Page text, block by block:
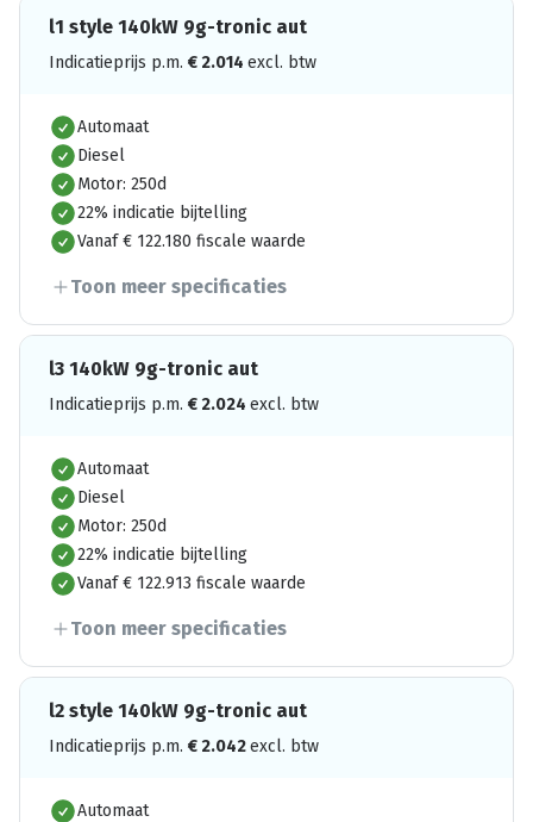
l1 style 140kW 9g-tronic aut
Indicatieprijs p.m. € 2.014 excl. btw
Automaat
Diesel
Motor: 250d
22% indicatie bijtelling
Vanaf € 122.180 fiscale waarde
Toon meer specificaties
l3 140kW 9g-tronic aut
Indicatieprijs p.m. € 2.024 excl. btw
Automaat
Diesel
Motor: 250d
22% indicatie bijtelling
Vanaf € 122.913 fiscale waarde
Toon meer specificaties
l2 style 140kW 9g-tronic aut
Indicatieprijs p.m. € 2.042excl. btw
Automaat